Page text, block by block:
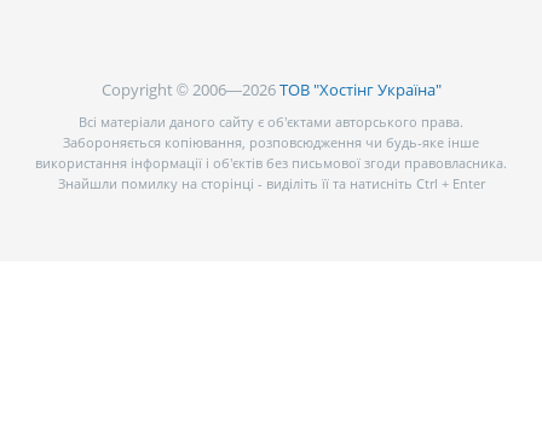
Copyright © 2006—2026ТОВ "Хостінг Україна"
Всі матеріали даного сайту є об’єктами авторського права.
Забороняється копіювання, розповсюдження чи будь-яке інше
використання інформації і об’єктів без письмової згоди правовласника.
Знайшли помилку на сторінці - виділіть її та натисніть Ctrl + Enter